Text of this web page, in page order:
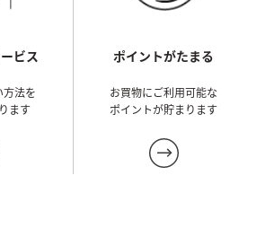
ビス
方法を
ます
ポイントがたまる
お買物にご利用可能な
ポイントが貯まります